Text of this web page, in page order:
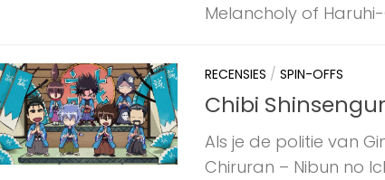
Melancholy of
RECENSIES / SPIN-OFFS
Chibi
Als je de politie van
Chiruran – Nibun no